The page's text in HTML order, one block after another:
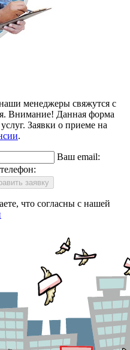
менеджеры свяжутся с
Внимание! Данная форма
Заявки о приеме на
.
Ваш email:
заявку
что согласны с нашей